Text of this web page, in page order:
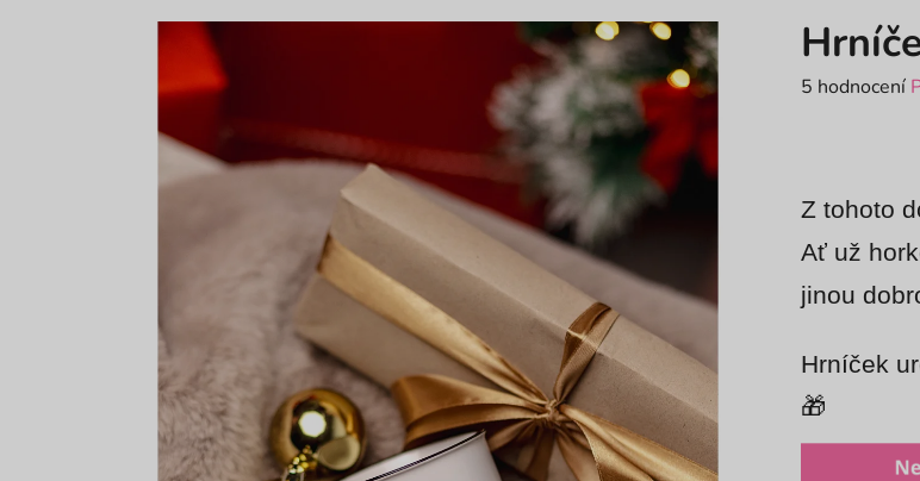
Průměrné
5,0
z
hvězdiček.
5 hodnocení
Z tohoto
Ať už
jinou
Hrníček
🎁